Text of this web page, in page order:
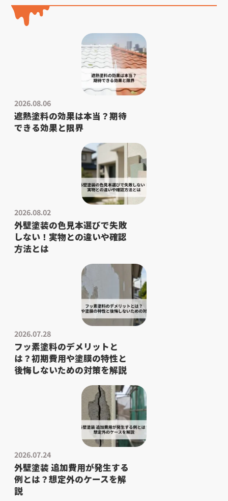
2026.08.06
遮熱塗料の効果は本当？期待
できる効果と限界
2026.08.02
外壁塗装の色見本選びで失敗
しない！実物との違いや確認
方法とは
2026.07.28
フッ素塗料のデメリットと
は？初期費用や塗膜の特性と
後悔しないための対策を解説
2026.07.24
外壁塗装 追加費用が発生する
例とは？想定外のケースを解
説